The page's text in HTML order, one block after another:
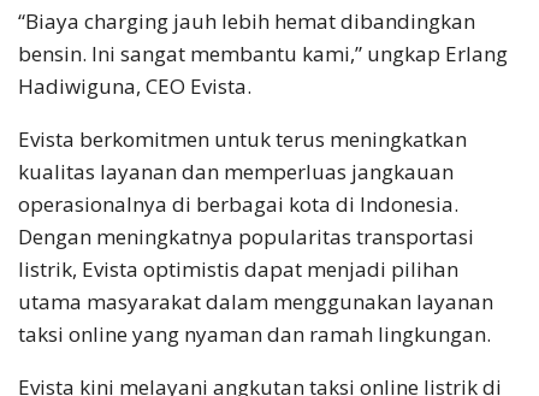
“Biaya charging jauh lebih hemat dibandingkan
bensin. Ini sangat membantu kami,” ungkap Erlang
Hadiwiguna, CEO Evista.
Evista berkomitmen untuk terus meningkatkan
kualitas layanan dan memperluas jangkauan
operasionalnya di berbagai kota di Indonesia.
Dengan meningkatnya popularitas transportasi
listrik, Evista optimistis dapat menjadi pilihan
utama masyarakat dalam menggunakan layanan
taksi online yang nyaman dan ramah lingkungan.
Evista kini melayani angkutan taksi online listrik di